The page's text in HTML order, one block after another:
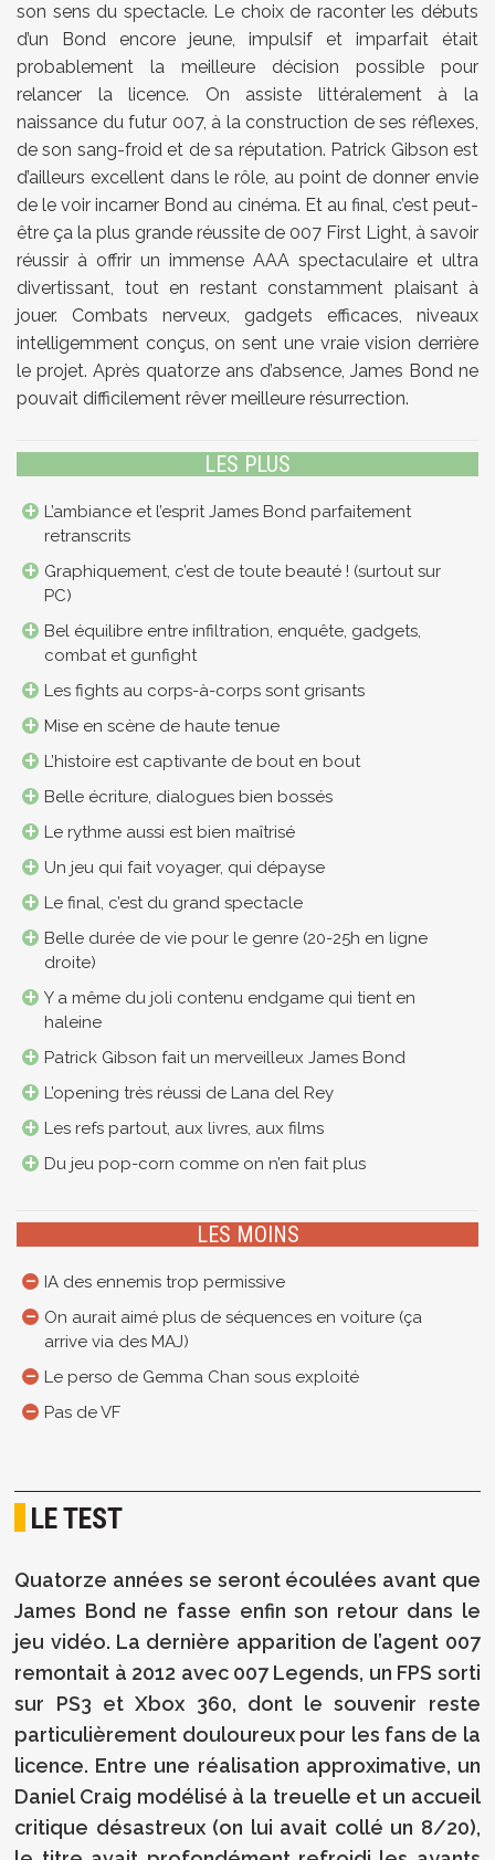
son sens du spectacle. Le choix de raconter les débuts
d’un Bond encore jeune, impulsif et imparfait était
probablement la meilleure décision possible pour
relancer la licence. On assiste littéralement à la
naissance du futur 007, à la construction de ses réflexes,
de son sang-froid et de sa réputation. Patrick Gibson est
d’ailleurs excellent dans le rôle, au point de donner envie
de le voir incarner Bond au cinéma. Et au final, c’est peut-
être ça la plus grande réussite de 007 First Light, à savoir
réussir à offrir un immense AAA spectaculaire et ultra
divertissant, tout en restant constamment plaisant à
jouer. Combats nerveux, gadgets efficaces, niveaux
intelligemment conçus, on sent une vraie vision derrière
le projet. Après quatorze ans d’absence, James Bond ne
pouvait difficilement rêver meilleure résurrection.
LES PLUS
L’ambiance et l’esprit James Bond parfaitement
retranscrits
Graphiquement, c’est de toute beauté ! (surtout sur
PC)
Bel équilibre entre infiltration, enquête, gadgets,
combat et gunfight
Les fights au corps-à-corps sont grisants
Mise en scène de haute tenue
L’histoire est captivante de bout en bout
Belle écriture, dialogues bien bossés
Le rythme aussi est bien maîtrisé
Un jeu qui fait voyager, qui dépayse
Le final, c’est du grand spectacle
Belle durée de vie pour le genre (20-25h en ligne
droite)
Y a même du joli contenu endgame qui tient en
haleine
Patrick Gibson fait un merveilleux James Bond
L’opening très réussi de Lana del Rey
Les refs partout, aux livres, aux films
Du jeu pop-corn comme on n’en fait plus
LES MOINS
IA des ennemis trop permissive
On aurait aimé plus de séquences en voiture (ça
arrive via des MAJ)
Le perso de Gemma Chan sous exploité
Pas de VF
LE TEST
Quatorze années se seront écoulées avant que
James Bond ne fasse enfin son retour dans le
jeu vidéo. La dernière apparition de l’agent 007
remontait à 2012 avec 007 Legends, un FPS sorti
sur PS3 et Xbox 360, dont le souvenir reste
particulièrement douloureux pour les fans de la
licence. Entre une réalisation approximative, un
Daniel Craig modélisé à la treuelle et un accueil
critique désastreux (on lui avait collé un 8/20),